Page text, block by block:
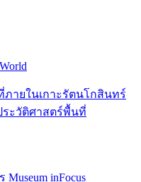
ายในเกาะรัตนโกสินทร์
ระวัติศาสตร์พื้นที่
inFocus